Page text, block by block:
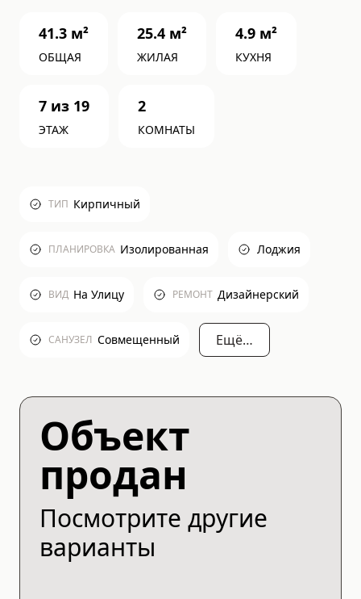
41.3 м²
ОБЩАЯ
25.4 м²
ЖИЛАЯ
4.9 м²
КУХНЯ
7 из 19
ЭТАЖ
2
КОМНАТЫ
ТИП Кирпичный
ПЛАНИРОВКА Изолированная Лоджия
ВИД На Улицу РЕМОНТ Дизайнерский
САНУЗЕЛ Совмещенный Ещё…
Объект
продан
Посмотрите другие
варианты